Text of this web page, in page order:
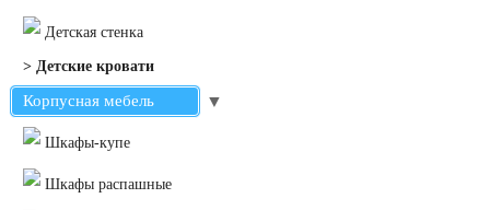
Детская стенка
> Детские кровати
Корпусная мебель ▼
Шкафы-купе
Шкафы распашные